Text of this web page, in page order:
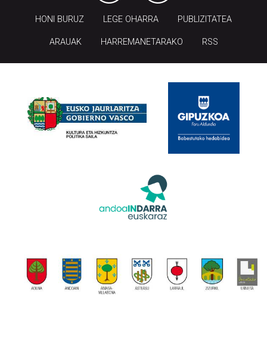
HONI BURUZ LEGE OHARRA PUBLIZITATEA
ARAUAK HARREMANETARAKO RSS